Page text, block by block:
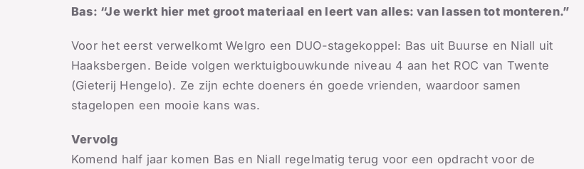
Bas: “Je werkt hier met groot materiaal en leert van alles: van lassen tot monteren.”
Voor het eerst verwelkomt Welgro een DUO-stagekoppel: Bas uit Buurse en Niall uit
Haaksbergen. Beide volgen werktuigbouwkunde niveau 4 aan het ROC van Twente
(Gieterij Hengelo). Ze zijn echte doeners én goede vrienden, waardoor samen
stagelopen een mooie kans was.
Vervolg
Komend half jaar komen Bas en Niall regelmatig terug voor een opdracht voor de